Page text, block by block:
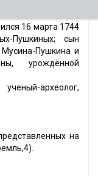
16 марта 1744
Пушкиных; сын
Мусина-Пушкина и
урождённой
археолог,
на